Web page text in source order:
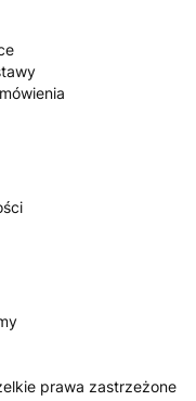
prawa zastrzeżone